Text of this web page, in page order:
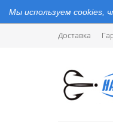
Мы используем cookies,
Доставка